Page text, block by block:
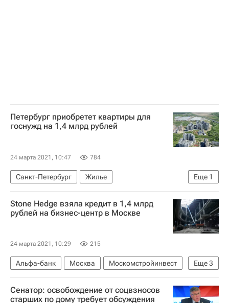
Петербург приобретет квартиры для
госнужд на 1,4 млрд рублей
24 марта 2021, 10:47 784
Еще 1
Санкт-Петербург
Жилье
Российский аукционный дом (РАД)
Stone Hedge взяла кредит в 1,4 млрд
рублей на бизнес-центр в Москве
24 марта 2021, 10:29 215
Еще3
Альфа-банк Москва
Москомстройинвест
Коммерческая недвижимость
Торговая недвижимость
Торговые центры
Сенатор: освобождение от соцвзносов
старших по дому требует обсуждения